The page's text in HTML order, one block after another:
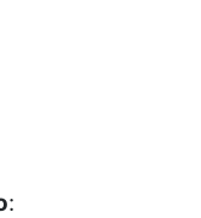
: